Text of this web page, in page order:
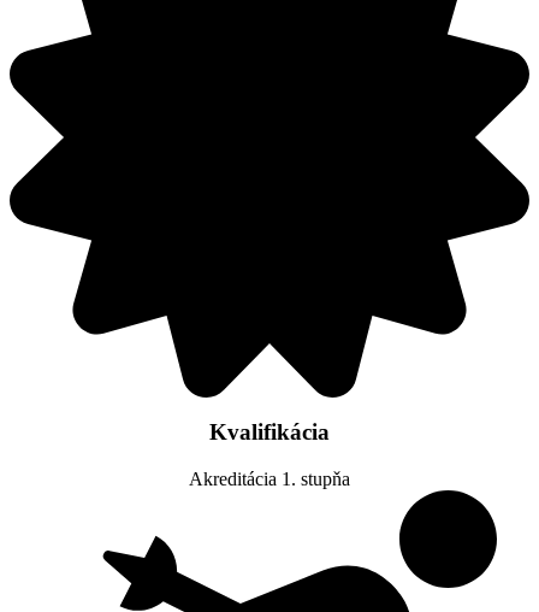
Kvalifikácia
Akreditácia 1. stupňa